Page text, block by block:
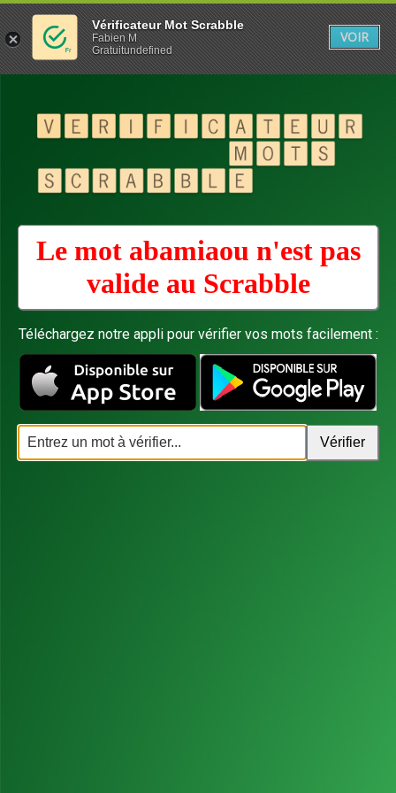
Le mot abamiaou n'est pas
valide au Scrabble
Téléchargez notre appli pour vérifier vos mots facilement :
Vérificateur Mot Scrabble
Fabien M
Gratuitundefined
VOIR